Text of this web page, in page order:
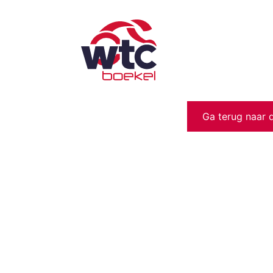
Ga terug naar